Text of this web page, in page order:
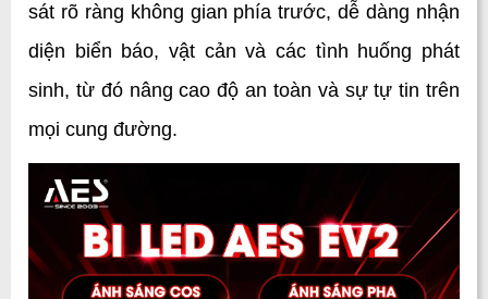
sát rõ ràng không gian phía trước, dễ dàng nhận
diện biển báo, vật cản và các tình huống phát
sinh, từ đó nâng cao độ an toàn và sự tự tin trên
mọi cung đường.